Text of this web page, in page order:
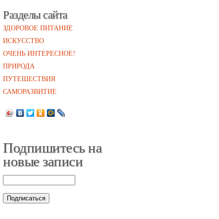
Разделы сайта
ЗДОРОВОЕ ПИТАНИЕ
ИСКУССТВО
ОЧЕНЬ ИНТЕРЕСНОЕ!
ПРИРОДА
ПУТЕШЕСТВИЯ
САМОРАЗВИТИЕ
Подпишитесь на
новые записи